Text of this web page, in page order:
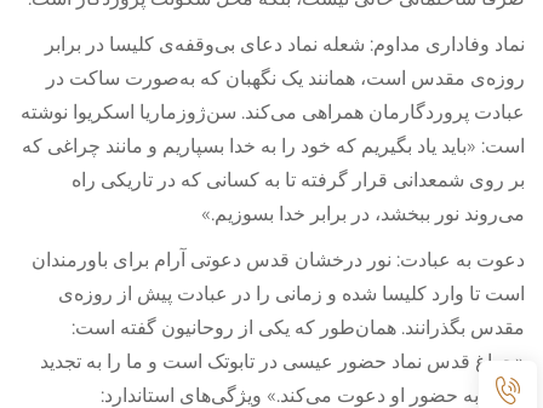
نماد وفاداری مداوم: شعله نماد دعا‌ی بی‌وقفه‌ی کلیسا در برابر
روزه‌ی مقدس است، همانند یک نگهبان که به‌صورت ساکت در
عبادت پروردگارمان همراهی می‌کند. سن‌ژوزماریا اسکریوا نوشته
است: «باید یاد بگیریم که خود را به خدا بسپاریم و مانند چراغی که
بر روی شمعدانی قرار گرفته تا به کسانی که در تاریکی راه
می‌روند نور ببخشد، در برابر خدا بسوزیم.»
دعوت به عبادت: نور درخشان قدس دعوتی آرام برای باورمندان
است تا وارد کلیسا شده و زمانی را در عبادت پیش از روزه‌ی
مقدس بگذرانند. همان‌طور که یکی از روحانیون گفته است:
«چراغ قدس نماد حضور عیسی در تابوتک است و ما را به تجدید
ایمان به حضور او دعوت می‌کند.» ویژگی‌های استاندارد: